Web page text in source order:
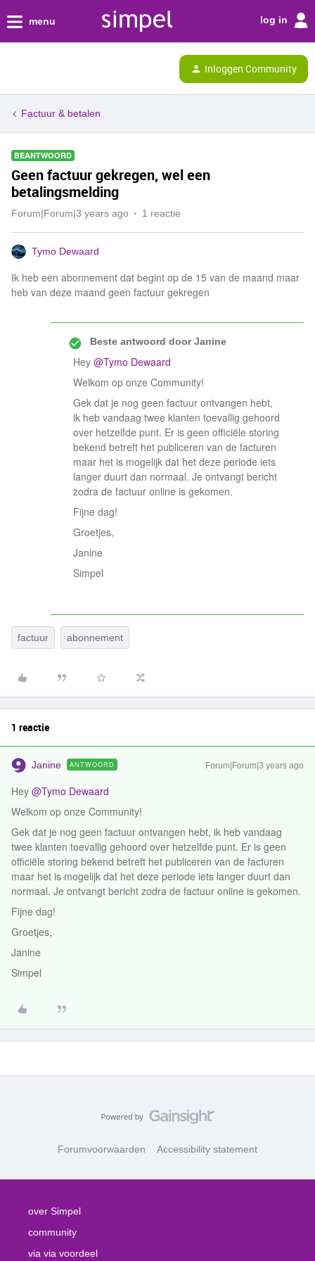
menu log in
Inloggen Community
Factuur & betalen
BEANTWOORD
Geen factuur gekregen, wel een
betalingsmelding
Forum|Forum|3 years ago 1 reactie
Tymo Dewaard
Ik heb een abonnement dat begint op de 15 van de maand maar
heb van deze maand geen factuur gekregen
Beste antwoord doorJanine
Hey @Tymo Dewaard
Welkom op onze Community!
Gek dat je nog geen factuur ontvangen hebt,
ik heb vandaag twee klanten toevallig gehoord
over hetzelfde punt. Er is geen officiële storing
bekend betreft het publiceren van de facturen
maar het is mogelijk dat het deze periode iets
langer duurt dan normaal. Je ontvangt bericht
zodra de factuur online is gekomen.
Fijne dag!
Groetjes,
Janine
Simpel
factuur abonnement
1 reactie
Janine ANTWOORD Forum|Forum|3 years ago
Hey @Tymo Dewaard
Welkom op onze Community!
Gek dat je nog geen factuur ontvangen hebt, ik heb vandaag
twee klanten toevallig gehoord over hetzelfde punt. Er is geen
officiële storing bekend betreft het publiceren van de facturen
maar het is mogelijk dat het deze periode iets langer duurt dan
normaal. Je ontvangt bericht zodra de factuur online is gekomen.
Fijne dag!
Groetjes,
Janine
Simpel
Forumvoorwaarden Accessibility statement
over Simpel
community
via via voordeel